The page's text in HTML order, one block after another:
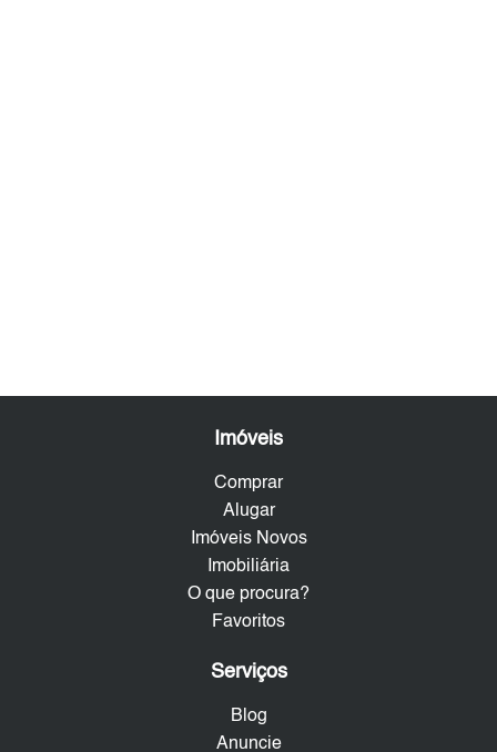
Imóveis
Comprar
Alugar
Imóveis Novos
Imobiliária
O que procura?
Favoritos
Serviços
Blog
Anuncie